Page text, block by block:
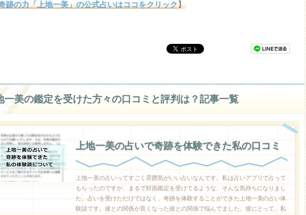
跡の力「上地一美」の公式占いはココをクリック】
一美の鑑定を受けた方々の口コミと評判は？記事一覧
上地一美の占いで奇跡を体験できた私の口コミ
上地一美の占いってすごく雰囲気がいい占いなんです。私は占いアプリで占って
もらったのですが、まるで対面鑑定を受けてるような、そんな気持ちになりまし
た。占いを受けただけではなく、奇跡を体験することができた上地一美の占い体
験談です。彼との関係が良くなった彼との関係で悩んでました。彼にとって、私